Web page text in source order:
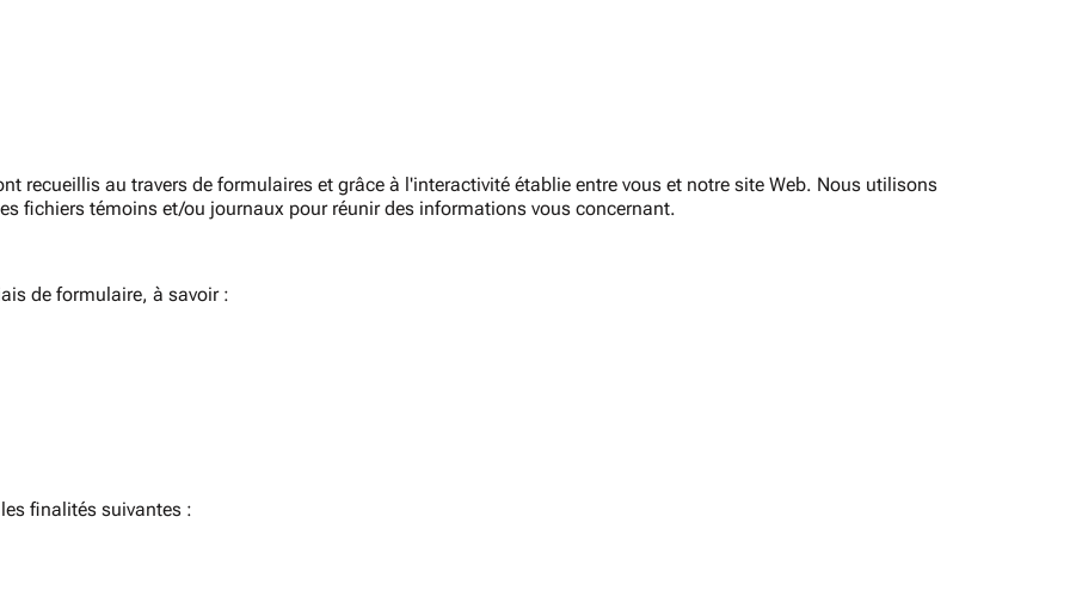
recueillis au travers de formulaires et grâce à l'interactivité établie entre vous et notre site Web. Nous utilisons
fichiers témoins et/ou journaux pour réunir des informations vous concernant.
de formulaire, à savoir :
finalités suivantes :